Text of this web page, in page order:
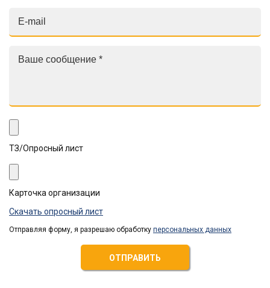
ТЗ/Опросный лист
Карточка организации
Скачать опросный лист
Отправляя форму, я разрешаю обработку персональных данных
ОТПРАВИТЬ